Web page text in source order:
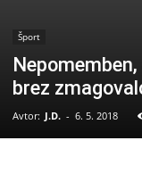
Šport
brez
Avtor: J.D. - 6. 5. 2018